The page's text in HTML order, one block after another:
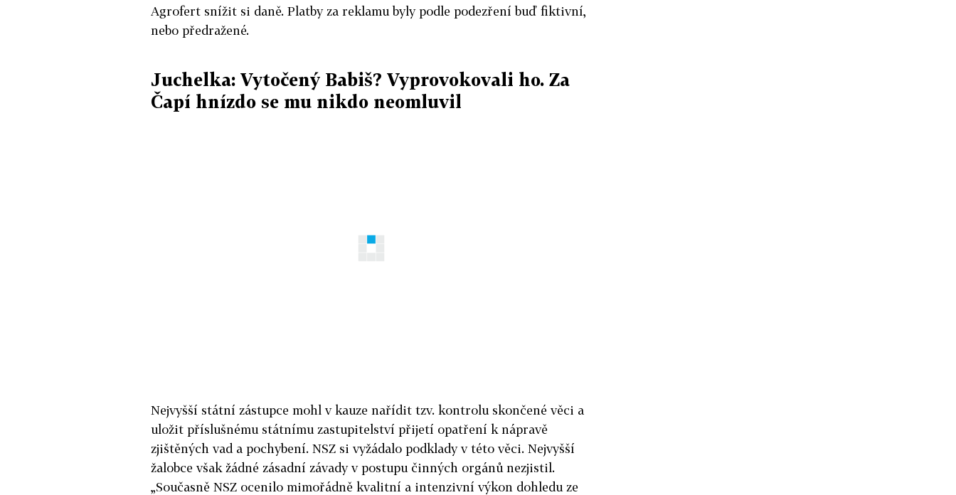
Agrofert snížit si daně. Platby za reklamu byly podle podezření buď fiktivní,
nebo předražené.
Juchelka: Vytočený Babiš? Vyprovokovali ho. Za
Čapí hnízdo se mu nikdo neomluvil
Nejvyšší státní zástupce mohl v kauze nařídit tzv. kontrolu skončené věci a
uložit příslušnému státnímu zastupitelství přijetí opatření k nápravě
zjištěných vad a pochybení. NSZ si vyžádalo podklady v této věci. Nejvyšší
žalobce však žádné zásadní závady v postupu činných orgánů nezjistil.
„Současně NSZ ocenilo mimořádně kvalitní a intenzivní výkon dohledu ze